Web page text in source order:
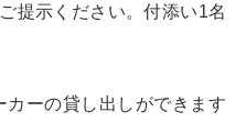
提示ください。付添い1名
ーの貸し出しができます